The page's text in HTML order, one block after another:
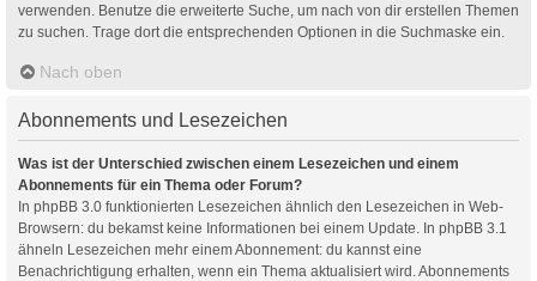
verwenden. Benutze die erweiterte Suche, um nach von dir erstellen Themen
zu suchen. Trage dort die entsprechenden Optionen in die Suchmaske ein.
Nach oben
Abonnements und Lesezeichen
Was ist der Unterschied zwischen einem Lesezeichen und einem
Abonnements für ein Thema oder Forum?
In phpBB 3.0 funktionierten Lesezeichen ähnlich den Lesezeichen in Web-
Browsern: du bekamst keine Informationen bei einem Update. In phpBB 3.1
ähneln Lesezeichen mehr einem Abonnement: du kannst eine
Benachrichtigung erhalten, wenn ein Thema aktualisiert wird. Abonnements